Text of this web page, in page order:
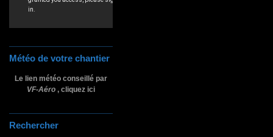
Météo de votre chantier
Le lien météo conseillé par
VF-Aéro , cliquez ici
Rechercher